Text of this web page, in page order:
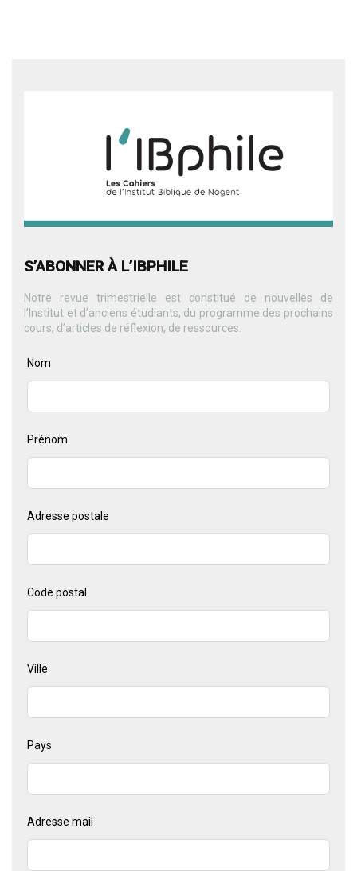
S’ABONNER À L’IBPHILE
Notre revue trimestrielle est constitué de nouvelles de
l’Institut et d’anciens étudiants, du programme des prochains
cours, d’articles de réflexion, de ressources.
Leave
Nom
Prénom
Adresse postale
Code postal
Ville
Pays
Adresse mail